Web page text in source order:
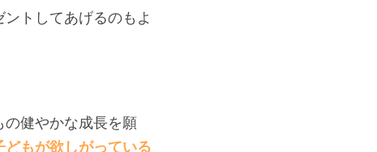
ントしてあげるのもよ
健やかな成長を願
どもが欲しがっている